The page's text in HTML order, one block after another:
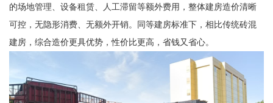
的场地管理、设备租赁、人工滞留等额外费用，整体建房造价清晰
可控，无隐形消费、无额外开销。同等建房标准下，相比传统砖混
建房，综合造价更具优势，性价比更高，省钱又省心。